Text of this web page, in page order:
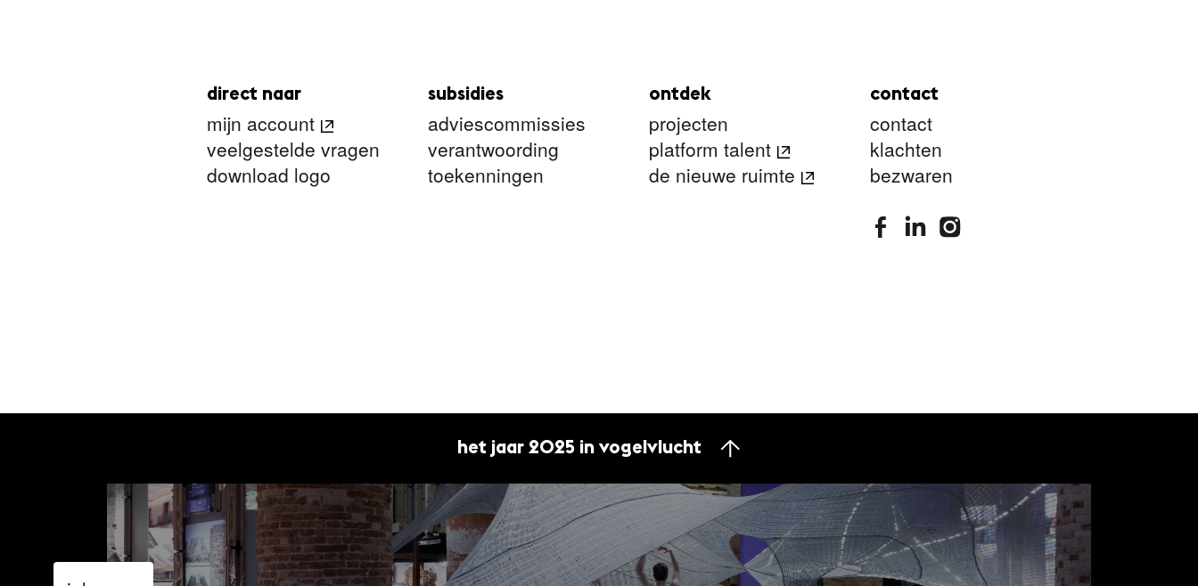
direct naar
mijn account
veelgestelde vragen
download logo
subsidies
adviescommissies
verantwoording
toekenningen
ontdek
projecten
platform talent
de nieuwe ruimte
contact
contact
klachten
bezwaren
stimuleringsfonds facebook
stimuleringsfonds linkedin
stimuleringsfonds instagram
het jaar 2025 in vogelvlucht